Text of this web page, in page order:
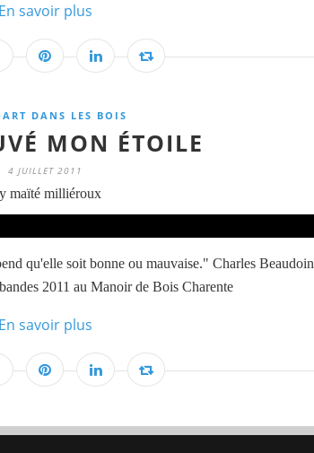
En savoir plus
DANS LES BOIS
MON ÉTOILE
4 JUILLET 2011
maïté milliéroux
qu'elle soit bonne ou mauvaise." Charles Beaudoin
2011 au Manoir de Bois Charente
En savoir plus